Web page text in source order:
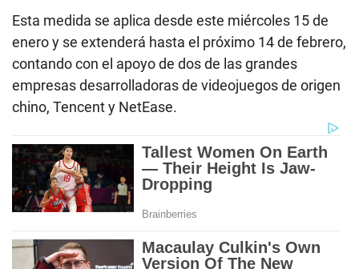
Esta medida se aplica desde este miércoles 15 de
enero y se extenderá hasta el próximo 14 de febrero,
contando con el apoyo de dos de las grandes
empresas desarrolladoras de videojuegos de origen
chino, Tencent y NetEase.